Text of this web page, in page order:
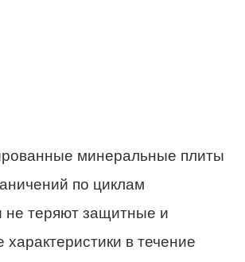
минеральные плиты
по циклам
не теряют защитные и
в течение